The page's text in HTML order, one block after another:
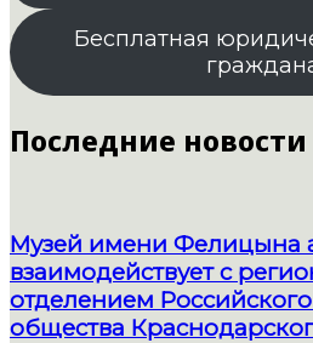
Бесплатная
Последние новости
Музей имени Фелицына
взаимодействует с
отделением
общества